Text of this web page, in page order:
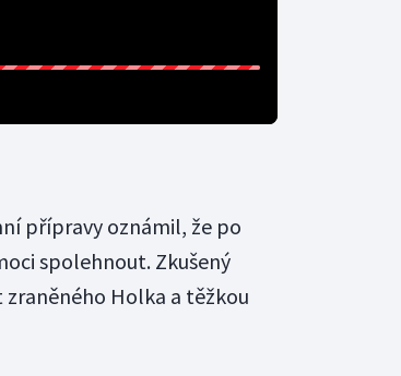
přípravy oznámil, že po
spolehnout. Zkušený
Holka a těžkou